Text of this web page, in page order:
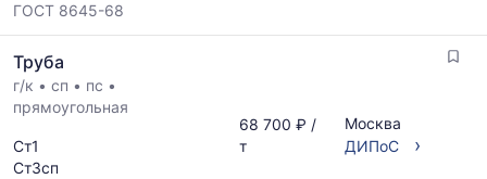
ГОСТ 8645-68
Труба
г/к • сп • пс •
прямоугольная
Ст1
Ст3сп
68 700 ₽ /
т
Москва
ДИПоС
›